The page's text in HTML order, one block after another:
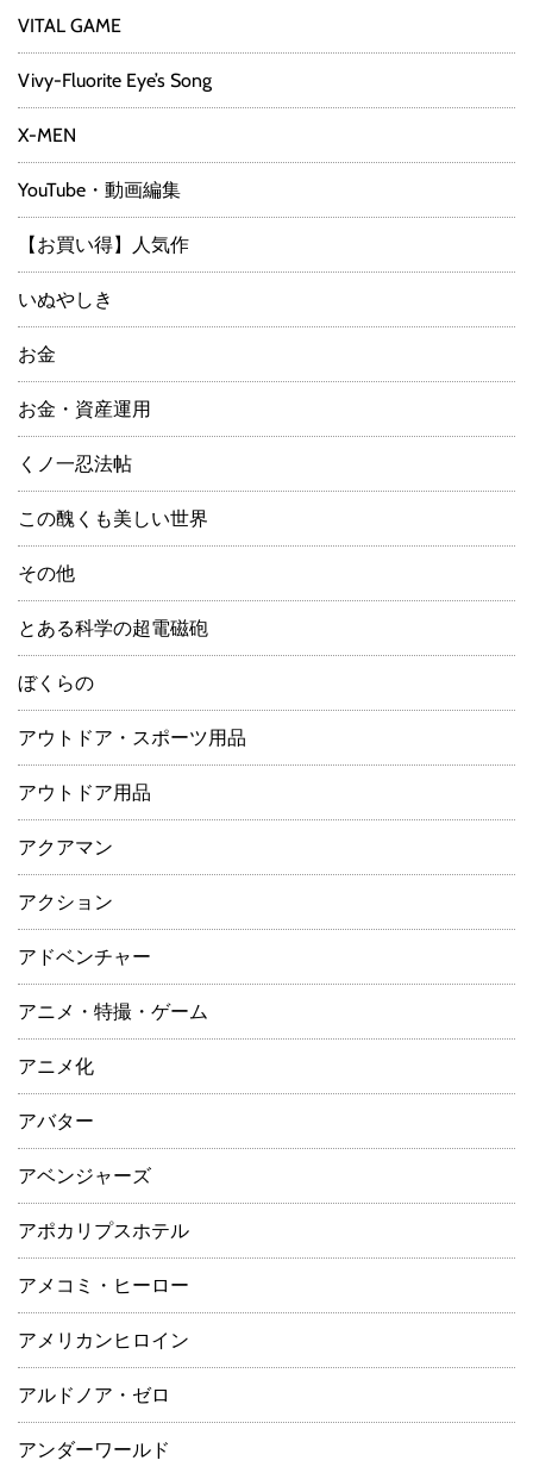
VITAL GAME
Vivy-Fluorite Eye’s Song
X-MEN
YouTube・動画編集
【お買い得】人気作
いぬやしき
お金
お金・資産運用
くノ一忍法帖
この醜くも美しい世界
その他
とある科学の超電磁砲
ぼくらの
アウトドア・スポーツ用品
アウトドア用品
アクアマン
アクション
アドベンチャー
アニメ・特撮・ゲーム
アニメ化
アバター
アベンジャーズ
アポカリプスホテル
アメコミ・ヒーロー
アメリカンヒロイン
アルドノア・ゼロ
アンダーワールド